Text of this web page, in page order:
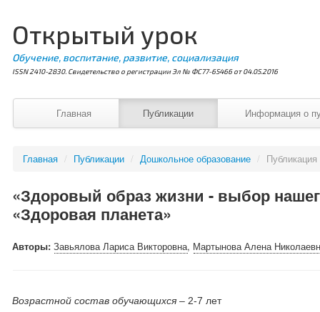
Открытый урок
Обучение, воспитание, развитие, социализация
ISSN 2410-2830. Свидетельство о регистрации Эл № ФС77-65466 от 04.05.2016
Главная Публикации Информация о
Главная / Публикации / Дошкольное образование /
«Здоровый образ жизни - выбор
«Здоровая планета»
Авторы:Завьялова Лариса Викторовна, Мартынова Алена
Возрастной состав обучающихся – 2-7 лет